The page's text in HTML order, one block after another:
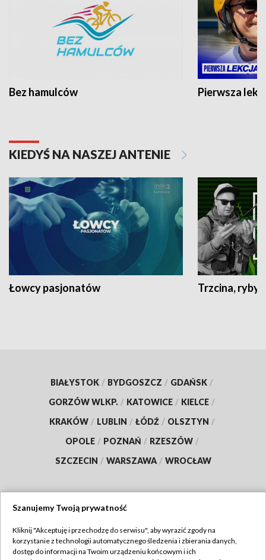
Bez hamulców Pierwsza
KIEDYŚ NA NASZEJ ANTENIE
Łowcy pasjonatów Trzcina, ryby
BIAŁYSTOK / BYDGOSZCZ / GDAŃSK /
GORZÓW WLKP. / KATOWICE / KIELCE /
KRAKÓW / LUBLIN / ŁÓDŹ / OLSZTYN /
OPOLE / POZNAŃ / RZESZÓW /
SZCZECIN / WARSZAWA / WROCŁAW
TVP
Szanujemy Twoją prywatność
Kliknij "Akceptuję i przechodzę do serwisu", aby wyrazić zgody na
korzystanie z technologii automatycznego śledzenia i zbierania danych,
dostęp do informacji na Twoim urządzeniu końcowym i ich